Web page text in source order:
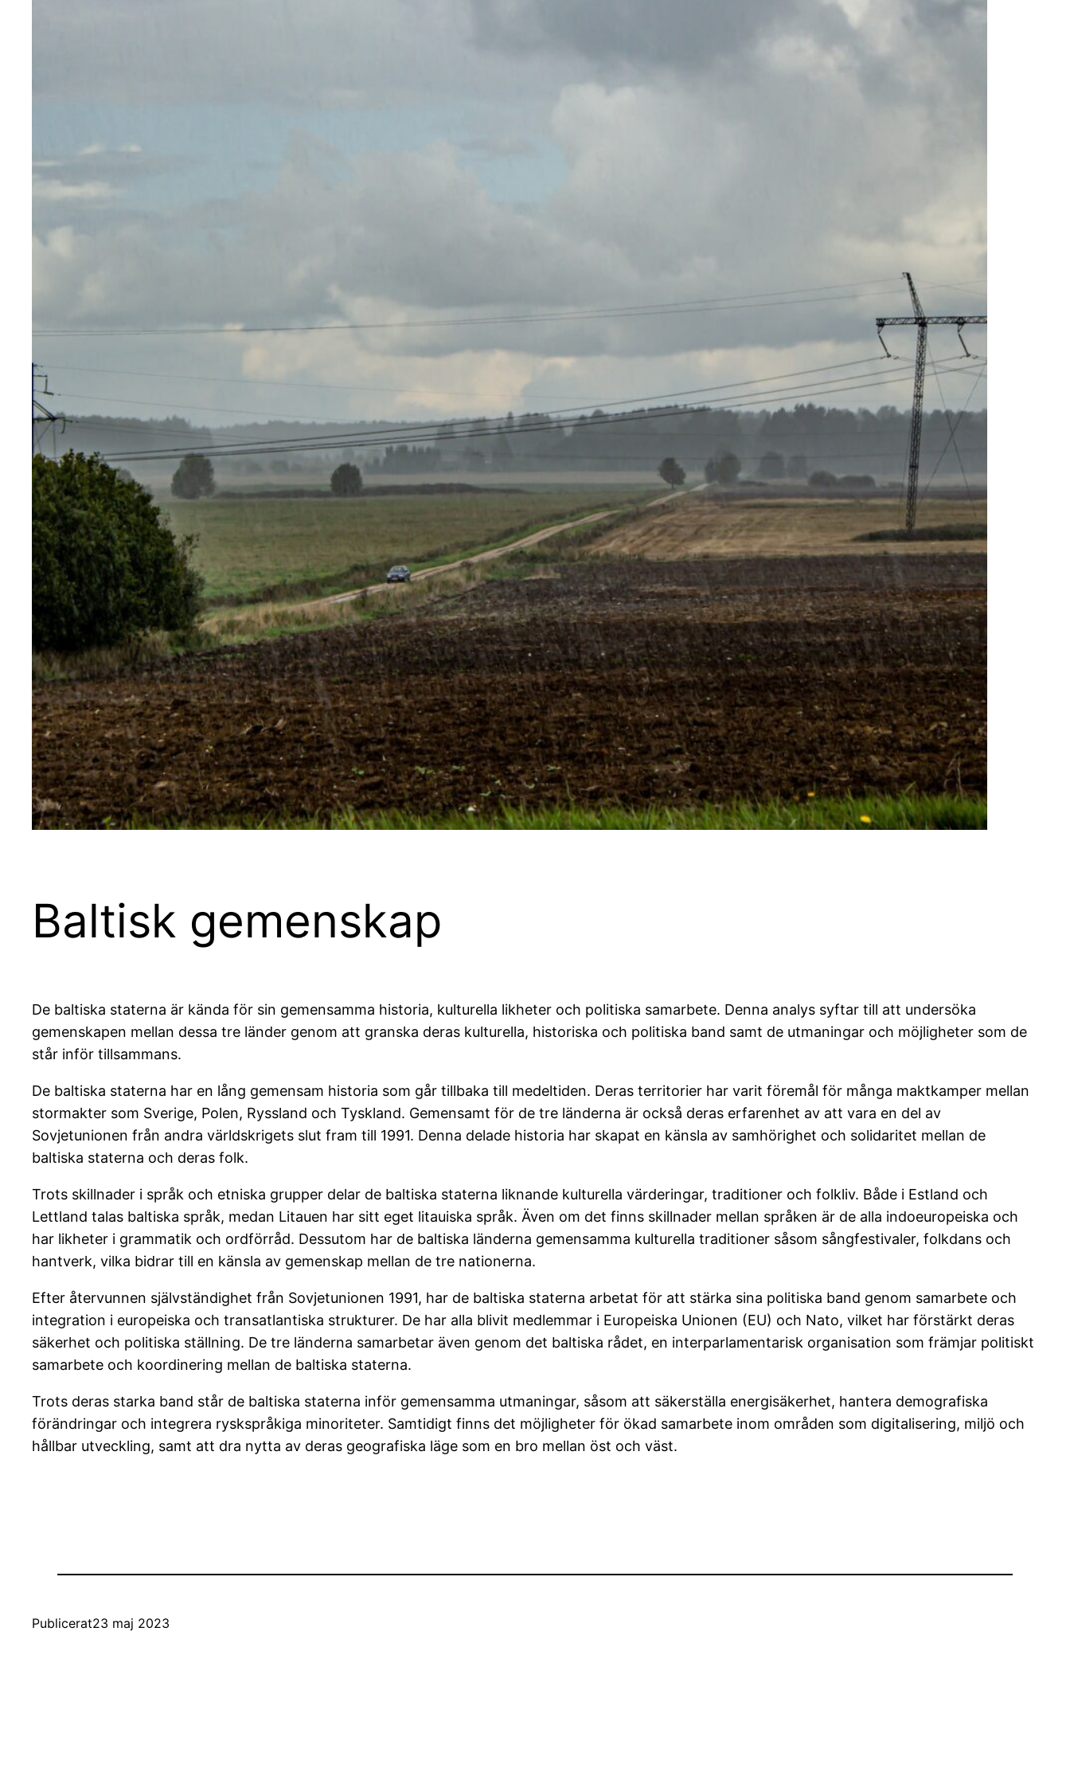
Baltisk gemenskap
De baltiska staterna är kända för sin gemensamma historia, kulturella likheter och politiska samarbete. Denna analys syftar till att undersöka
gemenskapen mellan dessa tre länder genom att granska deras kulturella, historiska och politiska band samt de utmaningar och möjligheter som de
står inför tillsammans.
De baltiska staterna har en lång gemensam historia som går tillbaka till medeltiden. Deras territorier har varit föremål för många maktkamper mellan
stormakter som Sverige, Polen, Ryssland och Tyskland. Gemensamt för de tre länderna är också deras erfarenhet av att vara en del av
Sovjetunionen från andra världskrigets slut fram till 1991. Denna delade historia har skapat en känsla av samhörighet och solidaritet mellan de
baltiska staterna och deras folk.
Trots skillnader i språk och etniska grupper delar de baltiska staterna liknande kulturella värderingar, traditioner och folkliv. Både i Estland och
Lettland talas baltiska språk, medan Litauen har sitt eget litauiska språk. Även om det finns skillnader mellan språken är de alla indoeuropeiska och
har likheter i grammatik och ordförråd. Dessutom har de baltiska länderna gemensamma kulturella traditioner såsom sångfestivaler, folkdans och
hantverk, vilka bidrar till en känsla av gemenskap mellan de tre nationerna.
Efter återvunnen självständighet från Sovjetunionen 1991, har de baltiska staterna arbetat för att stärka sina politiska band genom samarbete och
integration i europeiska och transatlantiska strukturer. De har alla blivit medlemmar i Europeiska Unionen (EU) och Nato, vilket har förstärkt deras
säkerhet och politiska ställning. De tre länderna samarbetar även genom det baltiska rådet, en interparlamentarisk organisation som främjar politiskt
samarbete och koordinering mellan de baltiska staterna.
Trots deras starka band står de baltiska staterna inför gemensamma utmaningar, såsom att säkerställa energisäkerhet, hantera demografiska
förändringar och integrera ryskspråkiga minoriteter. Samtidigt finns det möjligheter för ökad samarbete inom områden som digitalisering, miljö och
hållbar utveckling, samt att dra nytta av deras geografiska läge som en bro mellan öst och väst.
Publicerat23 maj 2023